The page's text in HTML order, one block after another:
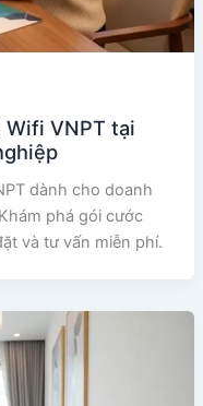
Wifi VNPT tại
dành cho doanh
phá gói cước
và tư vấn miễn phí.